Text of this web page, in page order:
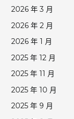
2026 年 3 月
2026 年 2 月
2026 年 1 月
2025 年 12 月
2025 年 11 月
2025 年 10 月
2025 年 9 月